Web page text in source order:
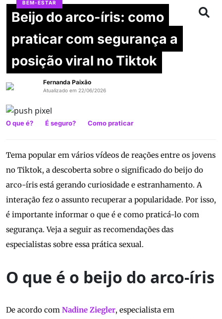
BEM-ESTAR
Beijo do arco-íris: como
praticar com segurança a
posição viral no Tiktok
Fernanda Paixão
Atualizado em 22/06/2026
O que é? É seguro? Como praticar
Tema popular em vários vídeos de reações entre os jovens
no Tiktok, a descoberta sobre o significado do beijo do
arco-íris está gerando curiosidade e estranhamento. A
interação fez o assunto recuperar a popularidade. Por isso,
é importante informar o que é e como praticá-lo com
segurança. Veja a seguir as recomendações das
especialistas sobre essa prática sexual.
O que é o beijo do arco-íris
De acordo com Nadine Ziegler, especialista em